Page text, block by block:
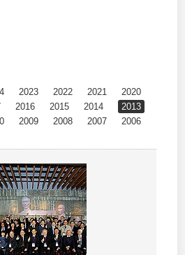
2023 2022 2021
2020
2016 2015 2014
2013
2009 2008 2007 2006